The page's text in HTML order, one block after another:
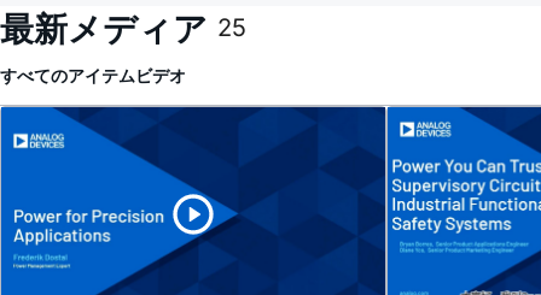
最新メディア 25
すべてのアイテムビデオ